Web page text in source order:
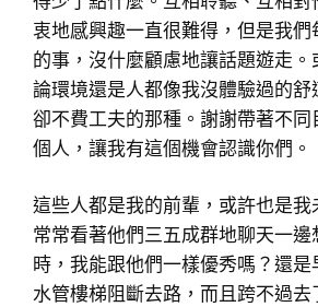
衷地感興趣一直很難得，但是我們
的事，沒什麼顧慮地讓話題遊走。
論環境還是人都像我沒體驗過的舒
卻不費工夫的那種。謝謝帶著不同
個人，讓我有這個機會認識你們。
這些人都是我的前輩，或許也是我
常常看著他們三五成群地聊天一
時，我能跟他們一樣優秀嗎？還是
水管樓梯阻斷去路，而且跨不過去